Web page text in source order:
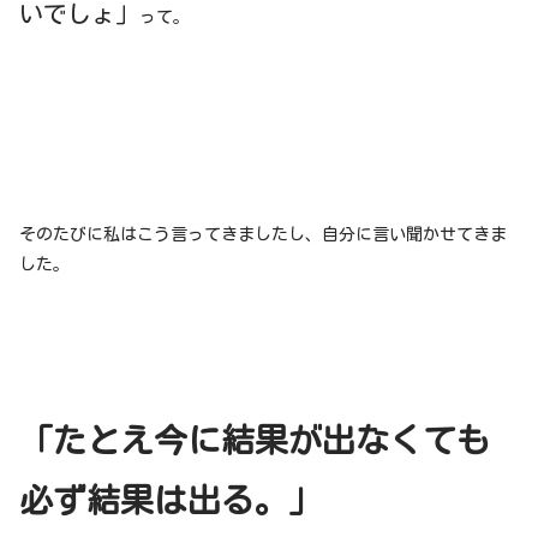
いでしょ」
って。
そのたびに私はこう言ってきましたし、自分に言い聞かせてきま
した。
「たとえ今に結果が出なくても
必ず結果は出る。